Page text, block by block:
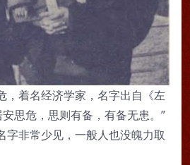
，着名经济学家，名字出自《左
安思危，思则有备，有备无患。”
字非常少见，一般人也没魄力取